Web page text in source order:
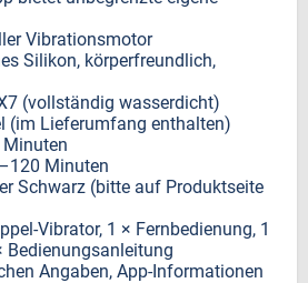
Vibrationsmotor
Silikon, körperfreundlich,
(vollständig wasserdicht)
(im Lieferumfang enthalten)
Minuten
Schwarz (bitte auf Produktseite
Vibrator, 1 × Fernbedienung, 1
Bedienungsanleitung
Angaben, App-Informationen